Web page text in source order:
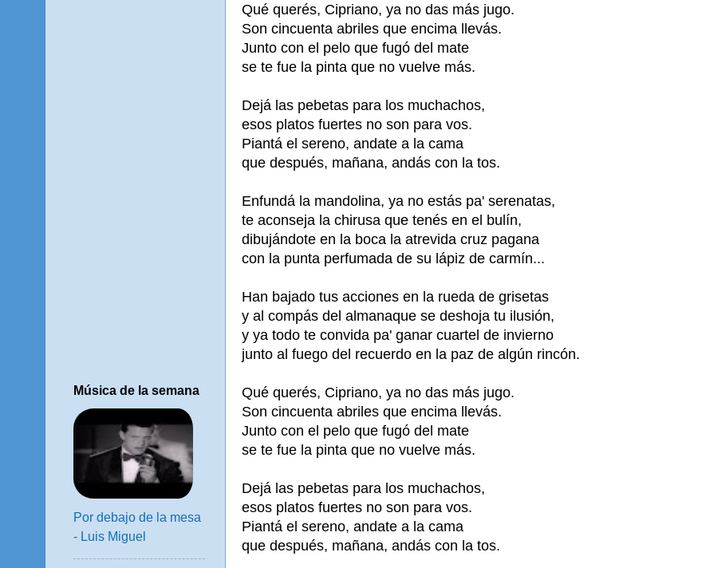
Qué querés, Cipriano, ya no das más jugo.
Son cincuenta abriles que encima llevás.
Junto con el pelo que fugó del mate
se te fue la pinta que no vuelve más.
Dejá las pebetas para los muchachos,
esos platos fuertes no son para vos.
Piantá el sereno, andate a la cama
que después, mañana, andás con la tos.
Enfundá la mandolina, ya no estás pa' serenatas,
te aconseja la chirusa que tenés en el bulín,
dibujándote en la boca la atrevida cruz pagana
con la punta perfumada de su lápiz de carmín...
Han bajado tus acciones en la rueda de grisetas
y al compás del almanaque se deshoja tu ilusión,
y ya todo te convida pa' ganar cuartel de invierno
junto al fuego del recuerdo en la paz de algún rincón.
Qué querés, Cipriano, ya no das más jugo.
Son cincuenta abriles que encima llevás.
Junto con el pelo que fugó del mate
se te fue la pinta que no vuelve más.
Dejá las pebetas para los muchachos,
esos platos fuertes no son para vos.
Piantá el sereno, andate a la cama
que después, mañana, andás con la tos.
Música de la semana
Por debajo de la mesa
- Luis Miguel